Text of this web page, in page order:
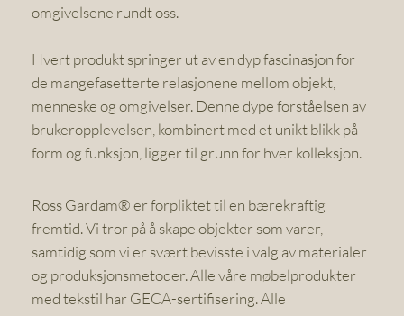
omgivelsene rundt oss.
Hvert produkt springer ut av en dyp fascinasjon for
de mangefasetterte relasjonene mellom objekt,
menneske og omgivelser. Denne dype forståelsen av
brukeropplevelsen, kombinert med et unikt blikk på
form og funksjon, ligger til grunn for hver kolleksjon.
Ross Gardam® er forpliktet til en bærekraftig
fremtid. Vi tror på å skape objekter som varer,
samtidig som vi er svært bevisste i valg av materialer
og produksjonsmetoder. Alle våre møbelprodukter
med tekstil har GECA-sertifisering. Alle